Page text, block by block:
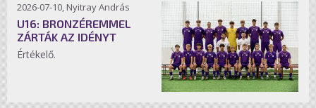
2026-07-10, Nyitray András
U16: BRONZÉREMMEL
ZÁRTÁK AZ IDÉNYT
Értékelő.